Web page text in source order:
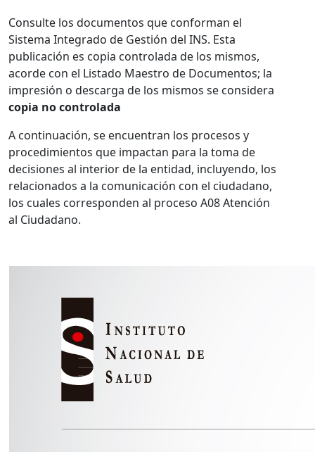
Consulte los documentos que conforman el
Sistema Integrado de Gestión del INS. Esta
publicación es copia controlada de los mismos,
acorde con el Listado Maestro de Documentos; la
impresión o descarga de los mismos se considera
copia no controlada
A continuación, se encuentran los procesos y
procedimientos que impactan para la toma de
decisiones al interior de la entidad, incluyendo, los
relacionados a la comunicación con el ciudadano,
los cuales corresponden al proceso A08 Atención
al Ciudadano.